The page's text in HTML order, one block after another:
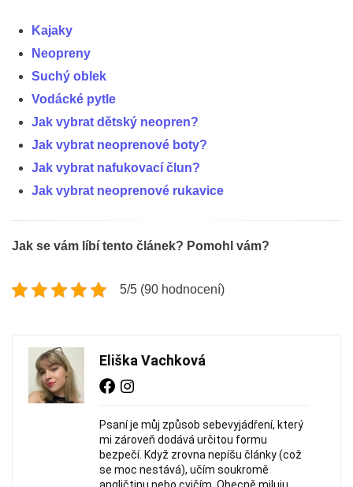
Kajaky
Neopreny
Suchý oblek
Vodácké pytle
Jak vybrat dětský neopren?
Jak vybrat neoprenové boty?
Jak vybrat nafukovací člun?
Jak vybrat neoprenové rukavice
Jak se vám líbí tento článek? Pomohl vám?
5/5 (90 hodnocení)
Eliška Vachková
Psaní je můj způsob sebevyjádření, který
mi zároveň dodává určitou formu
bezpečí. Když zrovna nepíšu články (což
se moc nestává), učím soukromě